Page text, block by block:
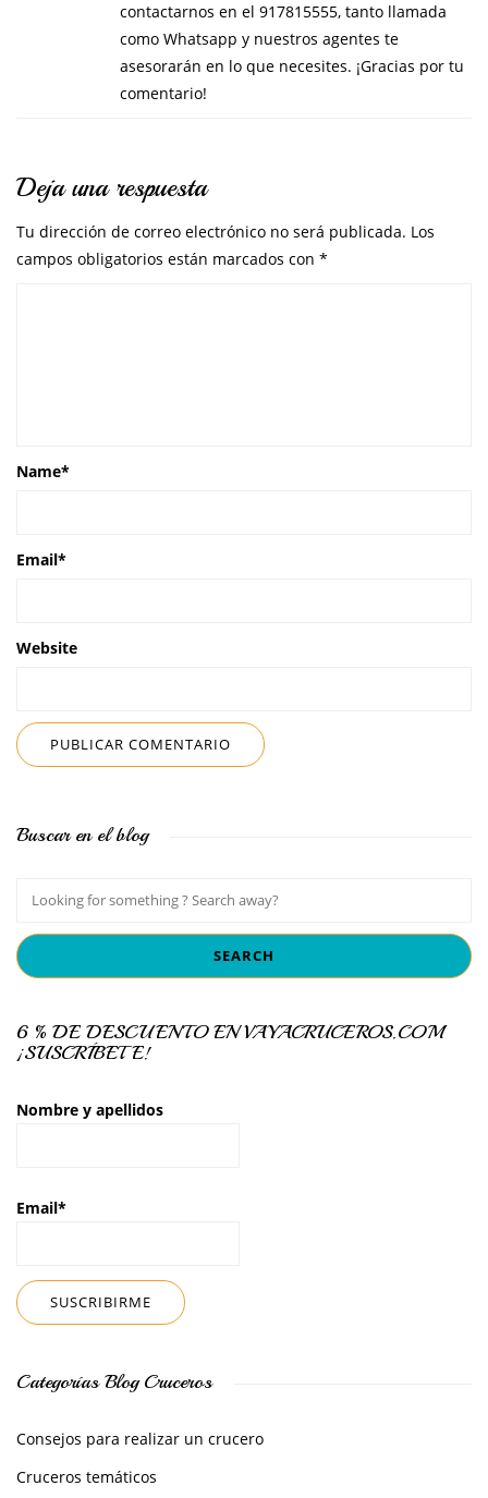
contactarnos en el 917815555, tanto llamada
como Whatsapp y nuestros agentes te
asesorarán en lo que necesites. ¡Gracias por tu
comentario!
Deja una respuesta
Tu dirección de correo electrónico no será publicada. Los
campos obligatorios están marcados con *
Name*
Email*
Website
Buscar en el blog
6 % DE DESCUENTO EN VAYACRUCEROS.COM
¡SUSCRÍBETE!
Nombre y apellidos
Email*
Categorías Blog Cruceros
Consejos para realizar un crucero
Cruceros temáticos